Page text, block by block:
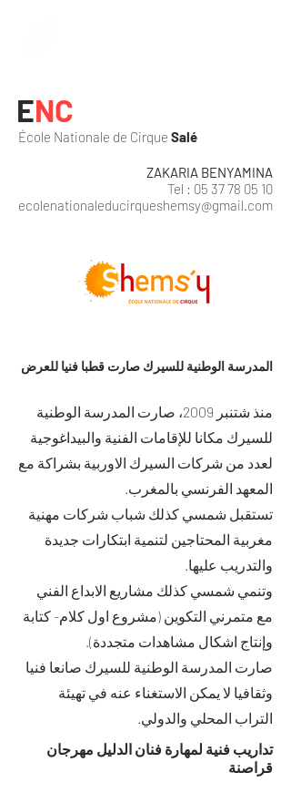
ENC
École Nationale de Cirque Salé
ZAKARIA BENYAMINA
Tel : 05 37 78 05 10
ecolenationaleducirqueshemsy@gmail.com
المدرسة الوطنية للسيرك صارت قطبا فنيا للعرض
منذ شتنبر 2009، صارت المدرسة الوطنية
للسيرك مكانا للإقامات الفنية والبيداغوجية
لعدد من شركات السيرك الاوربية بشراكة مع
المعهد الفرنسي بالمغرب.
تستقبل شمسي كذلك شباب شركات مهنية
مغربية المحتاجين لتنمية ابتكارات جديدة
والتدريب عليها.
وتنمي شمسي كذلك مشاريع الابداع الفني
مع متمرني التكوين (مشروع اول كلام- كتابة
وإنتاج اشكال مشاهدات متجددة).
صارت المدرسة الوطنية للسيرك صانعا فنيا
وثقافيا لا يمكن الاستغناء عنه في تهيئة
التراب المحلي والدولي.
تداريب فنية لمهارة فنان الدليل مهرجان
قراصنة